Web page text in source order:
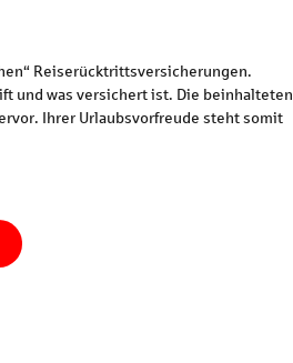
Reiserücktrittsversicherungen.
und was versichert ist. Die beinhalteten
Ihrer Urlaubsvorfreude steht somit